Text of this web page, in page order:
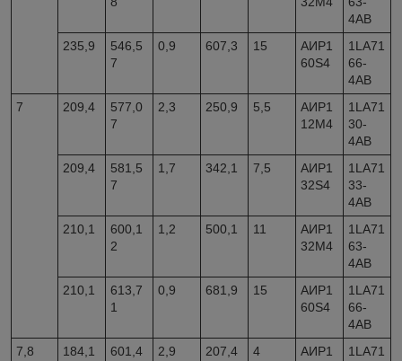
4AB
235,9
546,5
7
0,9 607,3 15
АИР1
60S4
1LA71
66-
4AB
7
209,4
577,0
7
2,3 250,9 5,5
АИР1
12M4
1LA71
30-
4AB
209,4
581,5
7
1,7 342,1 7,5
АИР1
32S4
1LA71
33-
4AB
210,1
600,1
2
1,2 500,1 11
АИР1
32M4
1LA71
63-
4AB
210,1
613,7
1
0,9 681,9 15
АИР1
60S4
1LA71
66-
4AB
7,8
184,1 601,4 2,9 207,4 4 АИР1 1LA71